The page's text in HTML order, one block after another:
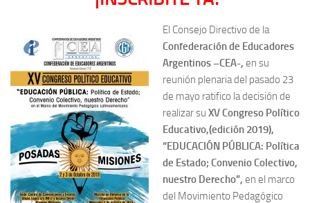
El Consejo Directivo de la
Confederación de Educadores
Argentinos –CEA-, en su
reunión plenaria del pasado 23
de mayo ratifico la decisión de
realizar su XV Congreso Político
Educativo,(edición 2019),
“EDUCACIÓN PÚBLICA: Política
de Estado; Convenio Colectivo,
nuestro Derecho”, en el marco
del Movimiento Pedagógico